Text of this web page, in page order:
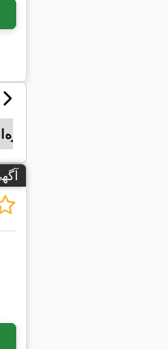
– محدوده برش دایره‌ای از 400 میلی‌متر